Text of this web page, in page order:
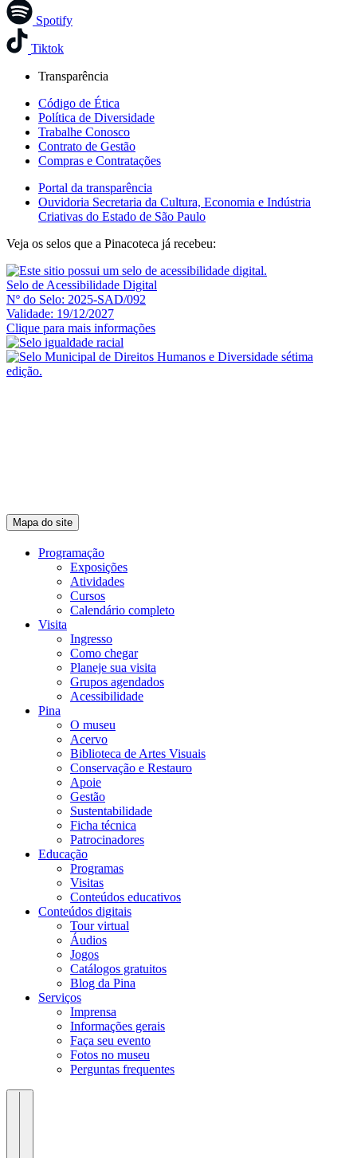
Spotify
Tiktok
Transparência
Código de Ética
Política de Diversidade
Trabalhe Conosco
Contrato de Gestão
Compras e Contratações
Portal da transparência
Ouvidoria Secretaria da Cultura, Economia e Indústria
Criativas do Estado de São Paulo
Veja os selos que a Pinacoteca já recebeu:
Selo de Acessibilidade Digital
Nº do Selo: 2025-SAD/092
Validade: 19/12/2027
Clique para mais informações
Mapa do site
Programação
Exposições
Atividades
Cursos
Calendário completo
Visita
Ingresso
Como chegar
Planeje sua visita
Grupos agendados
Acessibilidade
Pina
O museu
Acervo
Biblioteca de Artes Visuais
Conservação e Restauro
Apoie
Gestão
Sustentabilidade
Ficha técnica
Patrocinadores
Educação
Programas
Visitas
Conteúdos educativos​
Conteúdos digitais
Tour virtual
Áudios
Jogos
Catálogos gratuitos
Blog da Pina
Serviços
Imprensa
Informações gerais
Faça seu evento
Fotos no museu
Perguntas frequentes